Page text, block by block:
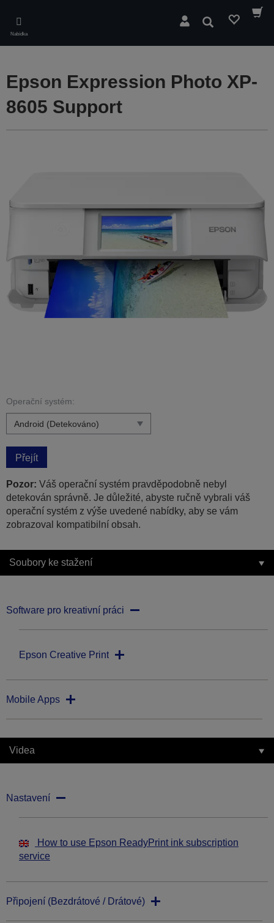
main
content
Nabídka
Hledat
Epson Expression Photo XP-
8605 Support
Operační systém:
Přejít
Pozor: Váš operační systém pravděpodobně nebyl
detekován správně. Je důležité, abyste ručně vybrali váš
operační systém z výše uvedené nabídky, aby se vám
zobrazoval kompatibilní obsah.
Soubory ke stažení
Software pro kreativní práci
Epson Creative Print
Mobile Apps
Videa
Nastavení
How to use Epson ReadyPrint ink subscription
service
Připojení (Bezdrátové / Drátové)